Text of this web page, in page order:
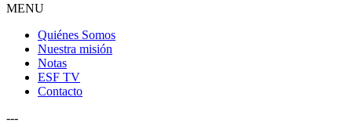
MENU
Quiénes Somos
Nuestra misión
Notas
ESF TV
Contacto
---